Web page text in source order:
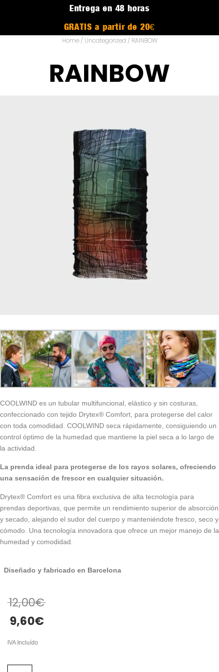
Entrega en 48 horas
GRATIS a partir de 20€
Home/ Uncategorized / RAINBOW
RAINBOW
COOLWIND es un tubular multifuncional, elástico y sin costuras,
confeccionado con tejido Drytex® Comfort, para protegerse del calor
con toda comodidad. COOLWIND seca rápidamente, consiguiendo un
control óptimo de la humedad que mantiene la piel seca a lo largo de
la actividad.
La prenda ideal para protegerse de los rayos solares, ofreciendo
una sensación de frescor en cualquier situación.
Drytex® Comfort es una fibra exclusiva de alta tecnología para
prendas deportivas, que permite un rendimiento superior de absorción
y secado, alejando el sudor del cuerpo y manteniéndote fresco, seco y
cómodo. Una tecnología innovadora que ofrece un mejor manejo de la
humedad y comodidad.
Diseñado y fabricado en Barcelona
12,00€
9,60€
IVA Incluído